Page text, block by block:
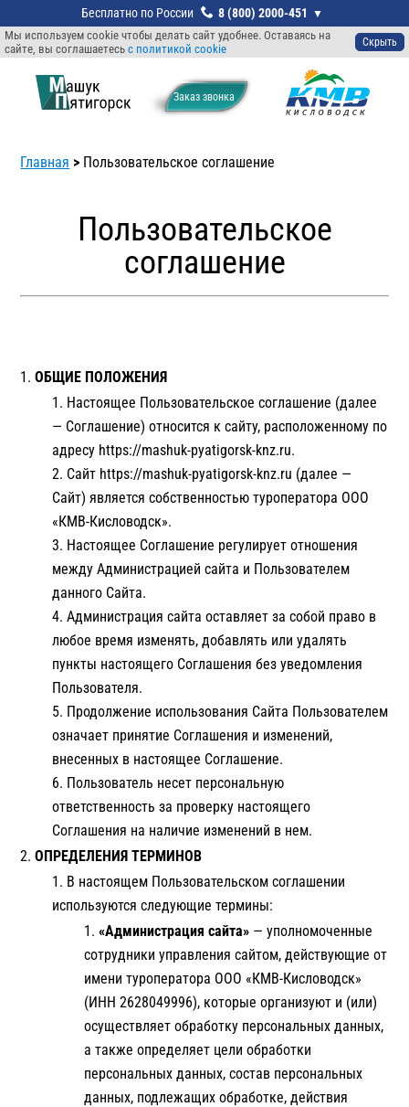
Мы используем cookie чтобы делать сайт удобнее. Оставаясь на
сайте, вы соглашаетесь с политикой cookie Скрыть
Заказ звонкa
8 (800) 2000-451
Главная > Пользовательское соглашение
Пользовательское
соглашение
ОБЩИЕ ПОЛОЖЕНИЯ
Настоящее Пользовательское соглашение (далее
— Соглашение) относится к сайту, расположенному по
адресу https://mashuk-pyatigorsk-knz.ru.
Сайт https://mashuk-pyatigorsk-knz.ru (далее —
Сайт) является собственностью туроператора ООО
«КМВ-Кисловодск».
Настоящее Соглашение регулирует отношения
между Администрацией сайта и Пользователем
данного Сайта.
Администрация сайта оставляет за собой право в
любое время изменять, добавлять или удалять
пункты настоящего Соглашения без уведомления
Пользователя.
Продолжение использования Сайта Пользователем
означает принятие Соглашения и изменений,
внесенных в настоящее Соглашение.
Пользователь несет персональную
ответственность за проверку настоящего
Соглашения на наличие изменений в нем.
ОПРЕДЕЛЕНИЯ ТЕРМИНОВ
В настоящем Пользовательском соглашении
используются следующие термины:
«Администрация сайта» — уполномоченные
сотрудники управления сайтом, действующие от
имени туроператора ООО «КМВ-Кисловодск»
(ИНН 2628049996), которые организуют и (или)
осуществляет обработку персональных данных,
а также определяет цели обработки
персональных данных, состав персональных
данных, подлежащих обработке, действия